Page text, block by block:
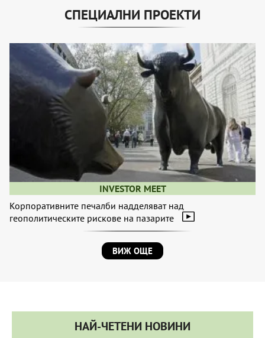
СПЕЦИАЛНИ ПРОЕКТИ
INVESTOR MEET
Корпоративните печалби надделяват над
геополитическите рискове на пазарите
ВИЖ ОЩЕ
НАЙ-ЧЕТЕНИ НОВИНИ